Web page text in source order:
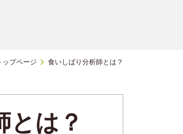
ップページ 食いしばり分析師とは？
とは？